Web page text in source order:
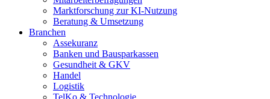
Marktforschung zur KI-Nutzung
Beratung & Umsetzung
Branchen
Assekuranz
Banken und Bausparkassen
Gesundheit & GKV
Handel
Logistik
TelKo & Technologie